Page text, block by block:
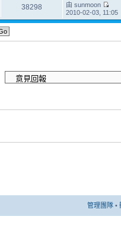
38298
由 sunmoon
2010-02-03, 11:05
管理團隊 •